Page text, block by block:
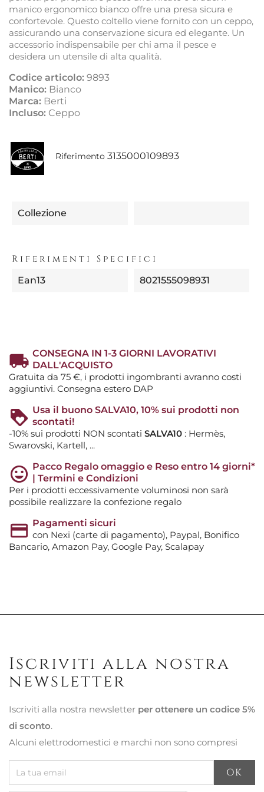
manico ergonomico bianco offre una presa sicura e
confortevole. Questo coltello viene fornito con un ceppo,
assicurando una conservazione sicura ed elegante. Un
accessorio indispensabile per chi ama il pesce e
desidera un utensile di alta qualità.
Codice articolo: 9893
Manico: Bianco
Marca: Berti
Incluso: Ceppo
Riferimento 3135000109893
Collezione
Riferimenti Specifici
Ean13 8021555098931
CONSEGNA IN 1-3 GIORNI LAVORATIVI
DALL'ACQUISTO
Gratuita da 75 €, i prodotti ingombranti avranno costi
aggiuntivi. Consegna estero DAP
Usa il buono SALVA10, 10% sui prodotti non
scontati!
-10% sui prodotti NON scontati SALVA10 : Hermès,
Swarovski, Kartell, ...
Pacco Regalo omaggio e Reso entro 14 giorni*
| Termini e Condizioni
Per i prodotti eccessivamente voluminosi non sarà
possibile realizzare la confezione regalo
Pagamenti sicuri
con Nexi (carte di pagamento), Paypal, Bonifico
Bancario, Amazon Pay, Google Pay, Scalapay
Iscriviti alla nostra
newsletter
Iscriviti alla nostra newsletter per ottenere un codice 5%
di sconto.
Alcuni elettrodomestici e marchi non sono compresi